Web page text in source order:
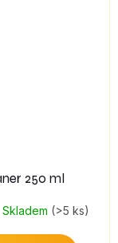
250 ml
Skladem (>5 ks)